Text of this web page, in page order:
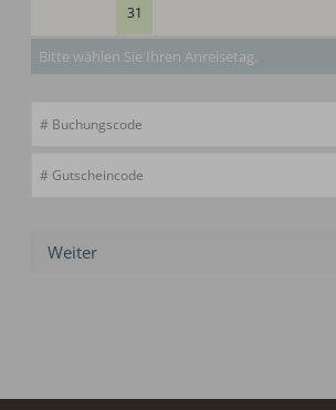
31
Bitte wählen Sie Ihren Anreisetag.
Weiter